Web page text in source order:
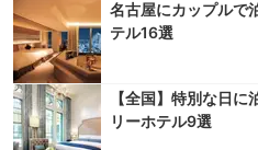
名古屋にカップルで
テル16選
【全国】特別な日
リーホテル9選